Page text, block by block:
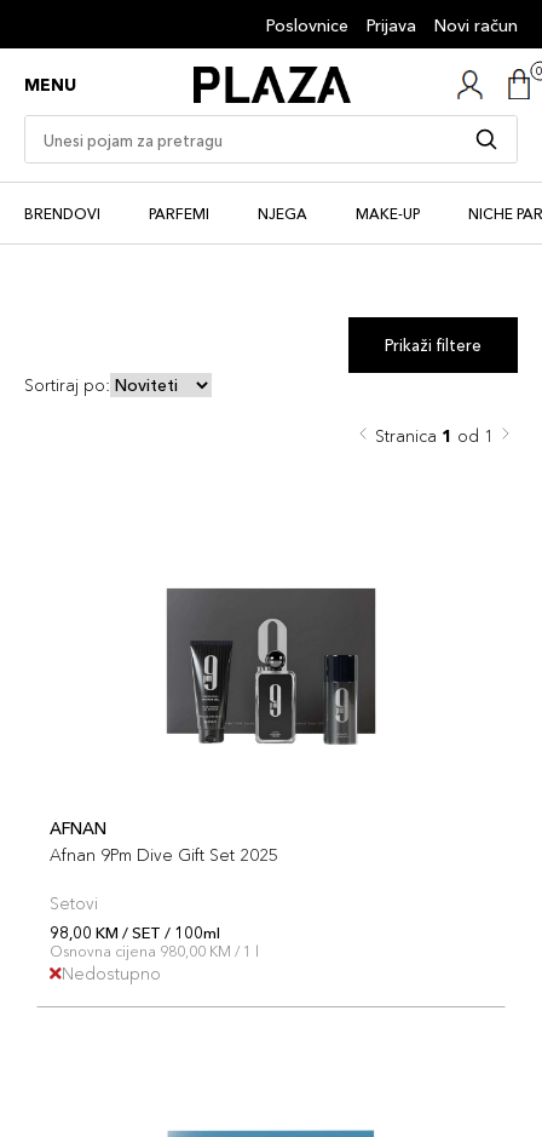
Poslovnice Prijava Novi račun
MENU
BRENDOVI PARFEMI NJEGA MAKE-UP NICHE
Prikaži filtere
Sortiraj po:
Stranica 1 od 1
AFNAN
Afnan 9Pm Dive Gift Set 2025
Setovi
98,00 KM / SET / 100ml
Osnovna cijena 980,00 KM / 1 l
Nedostupno